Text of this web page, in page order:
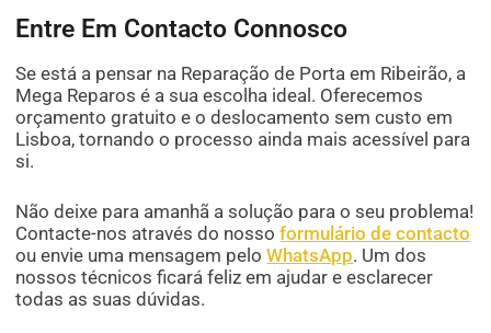
Entre Em Contacto Connosco
Se está a pensar na Reparação de Porta em Ribeirão, a
Mega Reparos é a sua escolha ideal. Oferecemos
orçamento gratuito e o deslocamento sem custo em
Lisboa, tornando o processo ainda mais acessível para
si.
Não deixe para amanhã a solução para o seu problema!
Contacte-nos através do nossoformulário de contacto
ou envie uma mensagem peloWhatsApp. Um dos
nossos técnicos ficará feliz em ajudar e esclarecer
todas as suas dúvidas.